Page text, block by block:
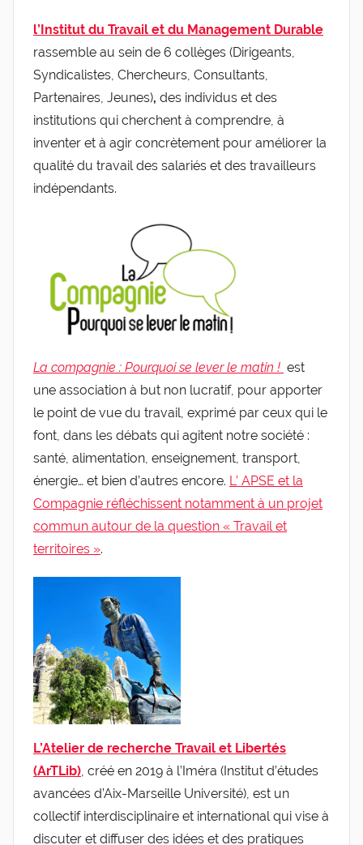
l’Institut du Travail et du Management Durable
rassemble au sein de 6 collèges (Dirigeants,
Syndicalistes, Chercheurs, Consultants,
Partenaires, Jeunes), des individus et des
institutions qui cherchent à comprendre, à
inventer et à agir concrètement pour améliorer la
qualité du travail des salariés et des travailleurs
indépendants.
La compagnie : Pourquoi se lever le matin ! est
une association à but non lucratif, pour apporter
le point de vue du travail, exprimé par ceux qui le
font, dans les débats qui agitent notre société :
santé, alimentation, enseignement, transport,
énergie… et bien d’autres encore. L’ APSE et la
Compagnie réfléchissent notamment à un projet
commun autour de la question « Travail et
territoires ».
L’Atelier de recherche Travail et Libertés
(ArTLib), créé en 2019 à l’Iméra (Institut d’études
avancées d’Aix-Marseille Université), est un
collectif interdisciplinaire et international qui vise à
discuter et diffuser des idées et des pratiques